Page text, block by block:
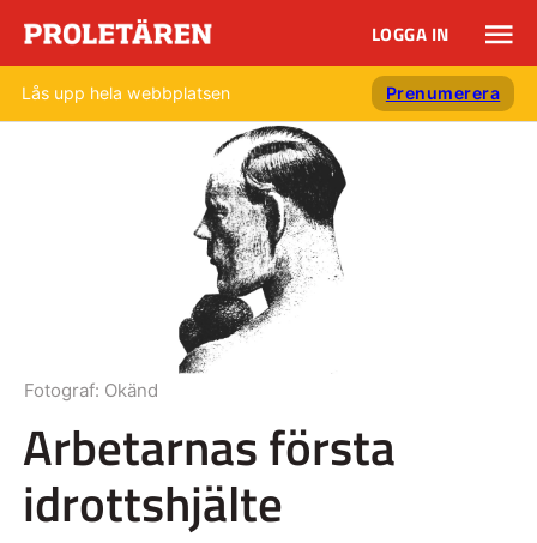
LOGGA IN
Lås upp hela webbplatsen Prenumerera
Arbetarnas första
idrottshjälte
Fotograf: Okänd